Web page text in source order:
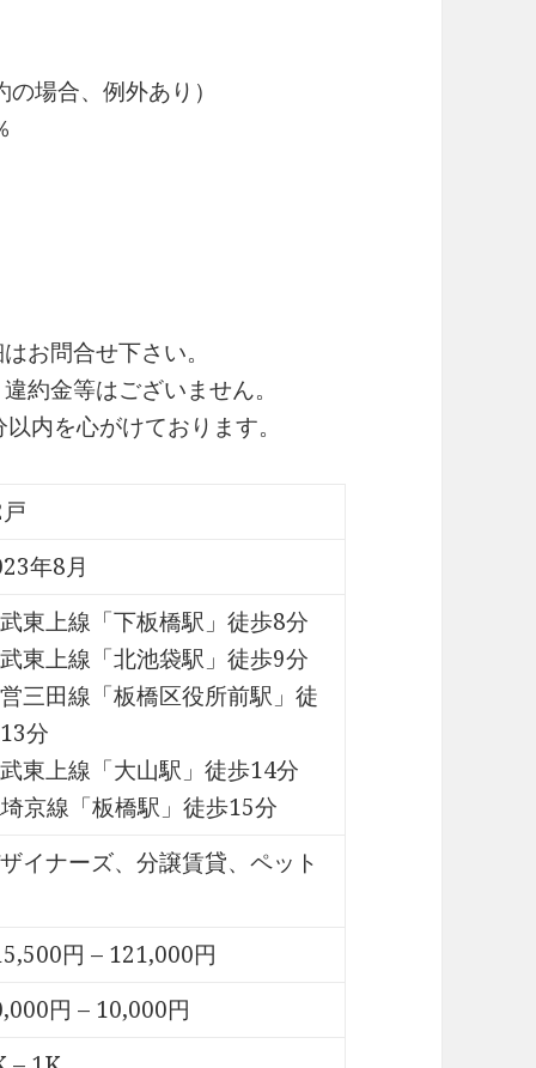
合、例外あり）
お問合せ下さい。
金等はございません。
内を心がけております。
年8月
東上線「下板橋駅」徒歩8分
東上線「北池袋駅」徒歩9分
三田線「板橋区役所前駅」徒
分
東上線「大山駅」徒歩14分
京線「板橋駅」徒歩15分
イナーズ、分譲賃貸、ペット
円 – 121,000円
円 – 10,000円